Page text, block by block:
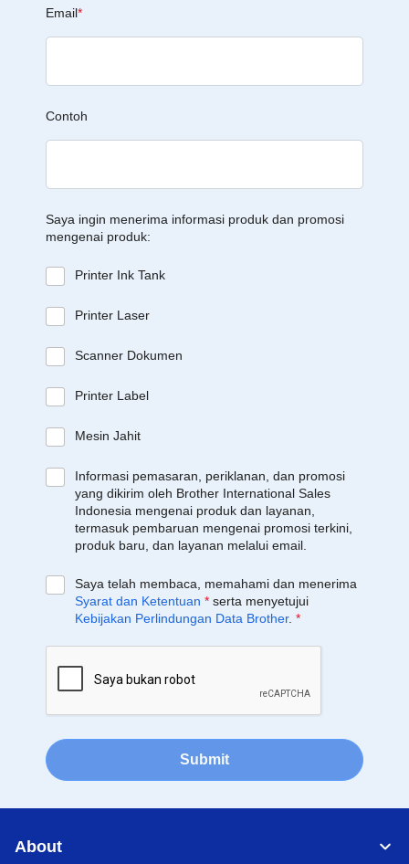
Email*
Contoh
Saya ingin menerima informasi produk dan promosi
mengenai produk:
Printer Ink Tank
Printer Laser
Scanner Dokumen
Printer Label
Mesin Jahit
Informasi pemasaran, periklanan, dan promosi
yang dikirim oleh Brother International Sales
Indonesia mengenai produk dan layanan,
termasuk pembaruan mengenai promosi terkini,
produk baru, dan layanan melalui email.
Saya telah membaca, memahami dan menerima
Syarat dan Ketentuan * serta menyetujui
Kebijakan Perlindungan Data Brother. *
Submit
About